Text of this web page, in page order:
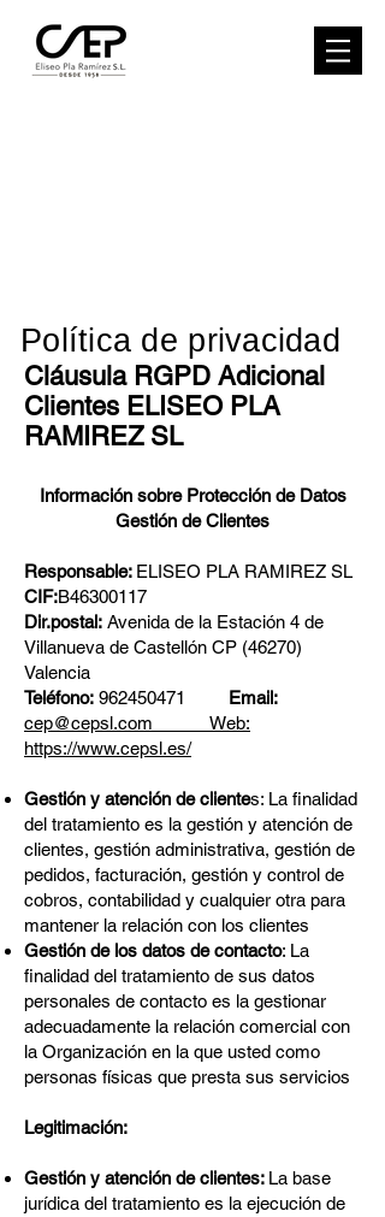
Política de privacidad
Cláusula RGPD Adicional
Clientes ELISEO PLA
RAMIREZ SL
Información sobre Protección de Datos
Gestión de Clientes
Responsable: ELISEO PLA RAMIREZ SL
CIF:B46300117
Dir.postal: Avenida de la Estación 4 de
Villanueva de Castellón CP (46270)
Valencia
Teléfono: 962450471
Email:
cep@cepsl.com Web:
https://www.cepsl.es/
Gestión y atención de clientes: La finalidad
del tratamiento es la gestión y atención de
clientes, gestión administrativa, gestión de
pedidos, facturación, gestión y control de
cobros, contabilidad y cualquier otra para
mantener la relación con los clientes
Gestión de los datos de contacto: La
finalidad del tratamiento de sus datos
personales de contacto es la gestionar
adecuadamente la relación comercial con
la Organización en la que usted como
personas físicas que presta sus servicios
Legitimación:
Gestión y atención de clientes: La base
jurídica del tratamiento es la ejecución de